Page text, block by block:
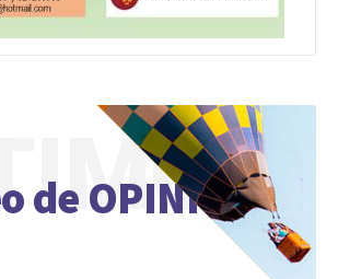
de OPINIÓN